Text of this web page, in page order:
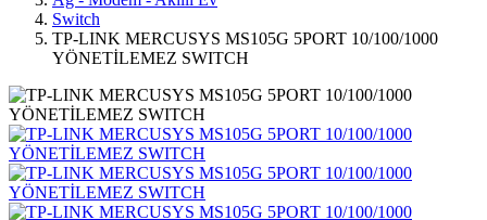
Switch
TP-LINK MERCUSYS MS105G 5PORT 10/100/1000
YÖNETİLEMEZ SWITCH